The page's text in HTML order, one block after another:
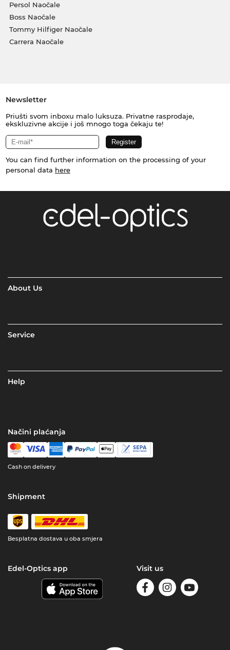
Persol Naočale
Boss Naočale
Tommy Hilfiger Naočale
Carrera Naočale
Newsletter
Priušti svom inboxu malo luksuza. Privatne rasprodaje,
ekskluzivne akcije i još mnogo toga čekaju te!
You can find further information on the processing of your
personal data here
About Us
Service
Help
Načini plaćanja
Cash on delivery
Shipment
Besplatna dostava u oba smjera
Edel-Optics app Visit us